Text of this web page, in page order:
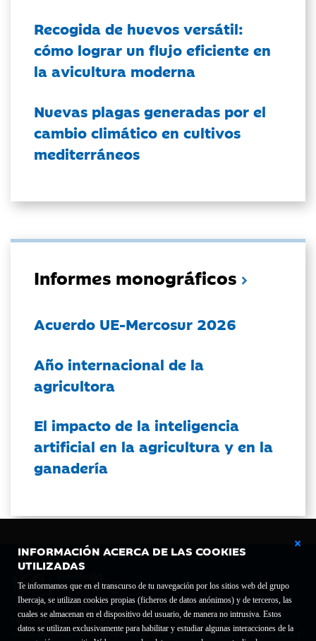
INFORMACIÓN ACERCA DE LAS COOKIES
UTILIZADAS
Te informamos que en el transcurso de tu navegación por los sitios web del grupo
Ibercaja, se utilizan cookies propias (ficheros de datos anónimos) y de terceros, las
cuales se almacenan en el dispositivo del usuario, de manera no intrusiva. Estos
datos se utilizan exclusivamente para habilitar y estudiar algunas interacciones de la
Recogida de huevos versátil:
cómo lograr un flujo eficiente en
la avicultura moderna
Nuevas plagas generadas por el
cambio climático en cultivos
mediterráneos
Informes monográficos
Acuerdo UE-Mercosur 2026
Año internacional de la
agricultora
El impacto de la inteligencia
artificial en la agricultura y en la
ganadería
Fundación Bancaria Ibercaja C.I.F. G-50000652.
Inscrita en el Registro de Fundaciones del Mº de Educación, Cultura y Deporte con el nº